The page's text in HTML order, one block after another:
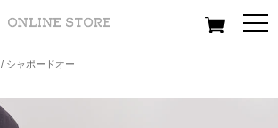
Women Men
シャポードオー